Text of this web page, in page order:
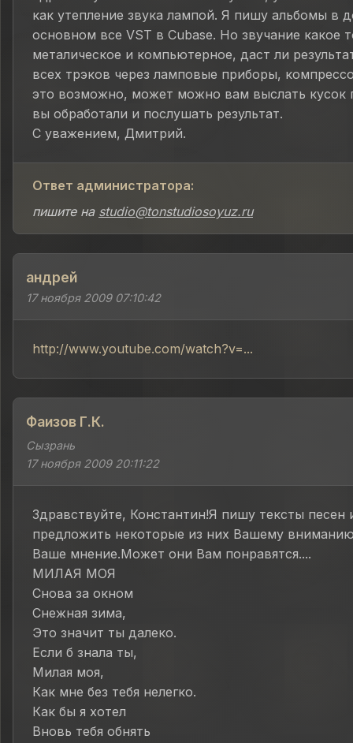
как утепление звука лампой. Я пишу альбомы в
основном все VST в Cubase. Но звучание какое
металическое и компьютерное, даст ли
всех трэков через ламповые приборы,
это возможно, может можно вам выслать кусок
вы обработали и послушать результат.
С уважением, Дмитрий.
Ответ администратора:
пишите на studio@tonstudiosoyuz.ru
андрей
17 ноября 2009 07:10:42
http://www.youtube.com/watch?v=...
Фаизов Г.К.
Сызрань
17 ноября 2009 20:11:22
Здравствуйте, Константин!Я пишу тексты песен
предложить некоторые из них Вашему
Ваше мнение.Может они Вам понравятся....
МИЛАЯ МОЯ
Снова за окном
Снежная зима,
Это значит ты далеко.
Если б знала ты,
Милая моя,
Как мне без тебя нелегко.
Как бы я хотел
Вновь тебя обнять